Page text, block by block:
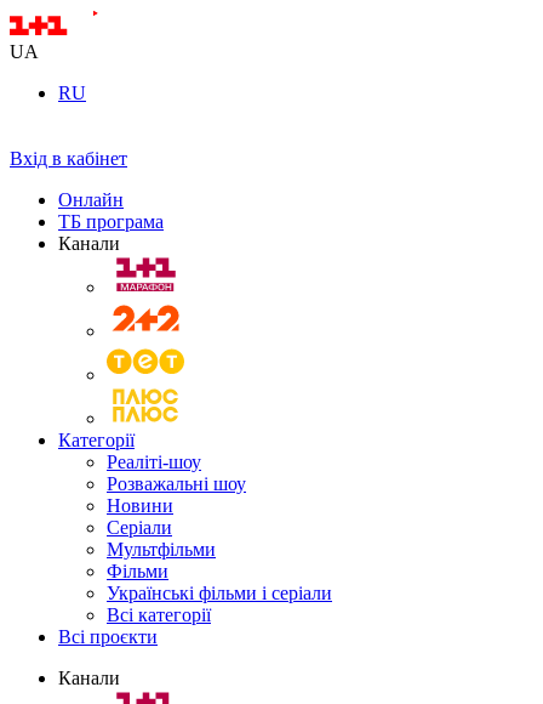
UA
RU
Вхід в кабінет
Онлайн
ТБ програма
Канали
Категорії
Реаліті-шоу
Розважальні шоу
Новини
Серіали
Мультфільми
Фільми
Українські фільми і серіали
Всі категорії
Всі проєкти
Канали